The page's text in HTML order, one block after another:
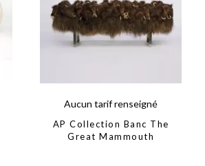
Aucun tarif renseigné
AP Collection Banc The
Great Mammouth